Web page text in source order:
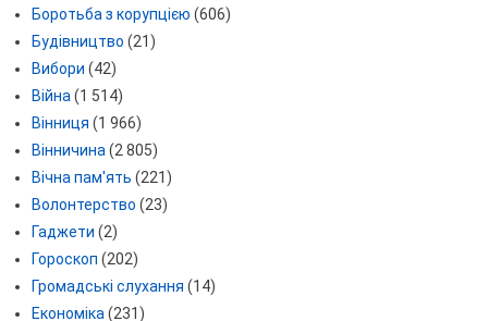
Боротьба з корупцією (606)
Будівництво (21)
Вибори (42)
Війна (1 514)
Вінниця (1 966)
Вінничина (2 805)
Вічна пам'ять (221)
Волонтерство (23)
Гаджети (2)
Гороскоп (202)
Громадські слухання (14)
Економіка (231)